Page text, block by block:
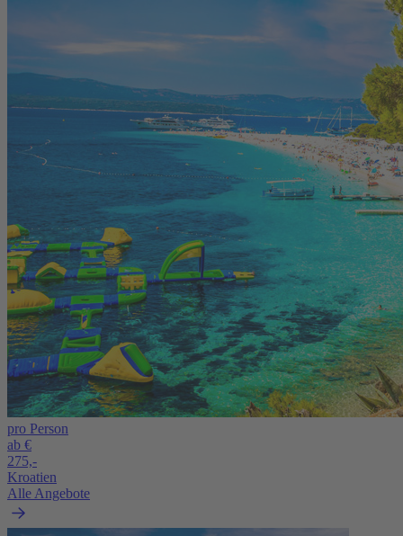
pro Person
ab €
275,-
Kroatien
Alle Angebote